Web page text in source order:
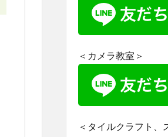
＜カメラ教室＞
＜タイルクラフト、